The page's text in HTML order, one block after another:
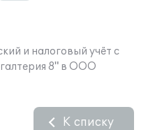
и налоговый учёт с
8" в ООО
К списку